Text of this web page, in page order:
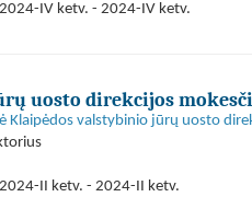
IV ketv. - 2024-IV ketv.
uosto direkcijos
Klaipėdos valstybinio jūrų uosto
II ketv. - 2024-II ketv.